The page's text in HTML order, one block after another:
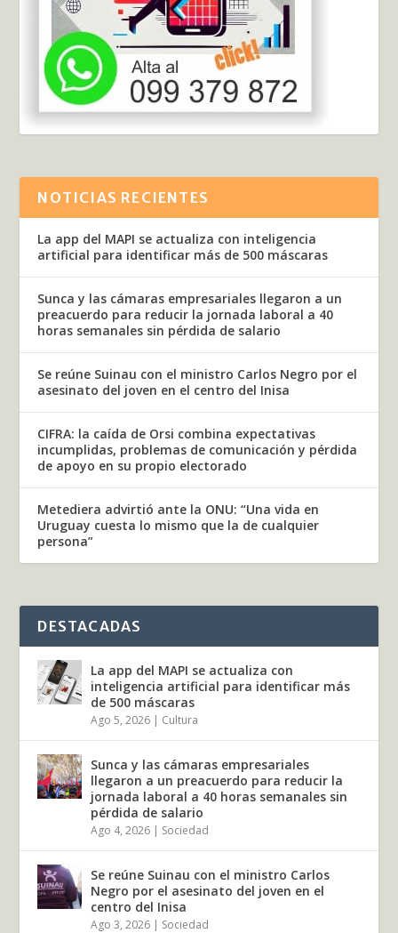
NOTICIAS RECIENTES
La app del MAPI se actualiza con inteligencia
artificial para identificar más de 500 máscaras
Sunca y las cámaras empresariales llegaron a un
preacuerdo para reducir la jornada laboral a 40
horas semanales sin pérdida de salario
Se reúne Suinau con el ministro Carlos Negro por el
asesinato del joven en el centro del Inisa
CIFRA: la caída de Orsi combina expectativas
incumplidas, problemas de comunicación y pérdida
de apoyo en su propio electorado
Metediera advirtió ante la ONU: “Una vida en
Uruguay cuesta lo mismo que la de cualquier
persona”
DESTACADAS
La app del MAPI se actualiza con
inteligencia artificial para identificar más
de 500 máscaras
Ago 5, 2026 | Cultura
Sunca y las cámaras empresariales
llegaron a un preacuerdo para reducir la
jornada laboral a 40 horas semanales sin
pérdida de salario
Ago 4, 2026 | Sociedad
Se reúne Suinau con el ministro Carlos
Negro por el asesinato del joven en el
centro del Inisa
Ago 3, 2026 | Sociedad